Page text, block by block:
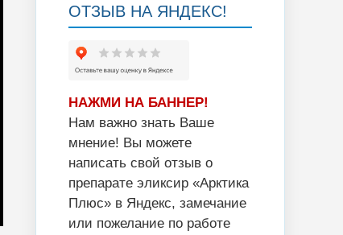
ОТЗЫВ НА ЯНДЕКС!
НАЖМИ НА БАННЕР!
Нам важно знать Ваше
мнение! Вы можете
написать свой отзыв о
препарате эликсир «Арктика
Плюс» в Яндекс, замечание
или пожелание по работе